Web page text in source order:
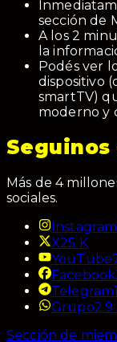
sección de
A los 2
la
Podés ver
dispositivo
smartTV)
moderno y
Seguinos
Más de 4
sociales.
Instagram
X25 K
YouTube
Facebook
Telegram
Grupo2.9
Sección de